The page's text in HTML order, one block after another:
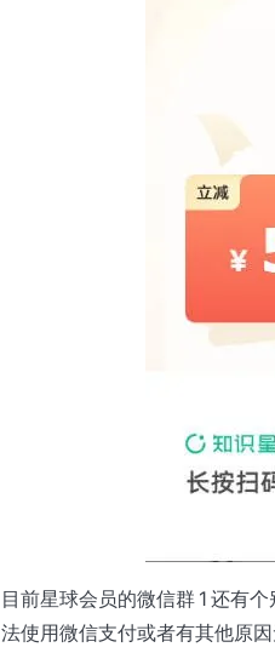
目前星球会员的微信群 1 还有
法使用微信支付或者有其他原